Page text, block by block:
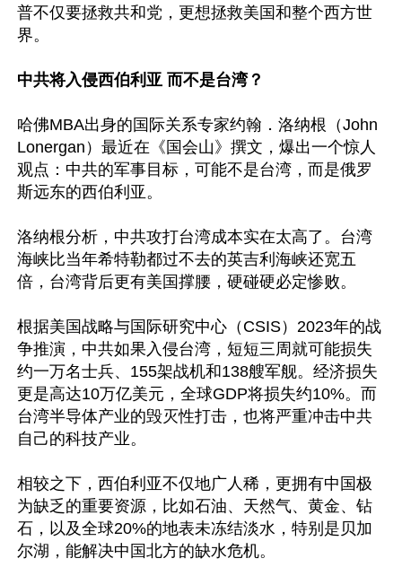
普不仅要拯救共和党，更想拯救美国和整个西方世
界。
中共将入侵西伯利亚 而不是台湾？
哈佛MBA出身的国际关系专家约翰．洛纳根（John
Lonergan）最近在《国会山》撰文，爆出一个惊人
观点：中共的军事目标，可能不是台湾，而是俄罗
斯远东的西伯利亚。
洛纳根分析，中共攻打台湾成本实在太高了。台湾
海峡比当年希特勒都过不去的英吉利海峡还宽五
倍，台湾背后更有美国撑腰，硬碰硬必定惨败。
根据美国战略与国际研究中心（CSIS）2023年的战
争推演，中共如果入侵台湾，短短三周就可能损失
约一万名士兵、155架战机和138艘军舰。经济损失
更是高达10万亿美元，全球GDP将损失约10%。而
台湾半导体产业的毁灭性打击，也将严重冲击中共
自己的科技产业。
相较之下，西伯利亚不仅地广人稀，更拥有中国极
为缺乏的重要资源，比如石油、天然气、黄金、钻
石，以及全球20%的地表未冻结淡水，特别是贝加
尔湖，能解决中国北方的缺水危机。